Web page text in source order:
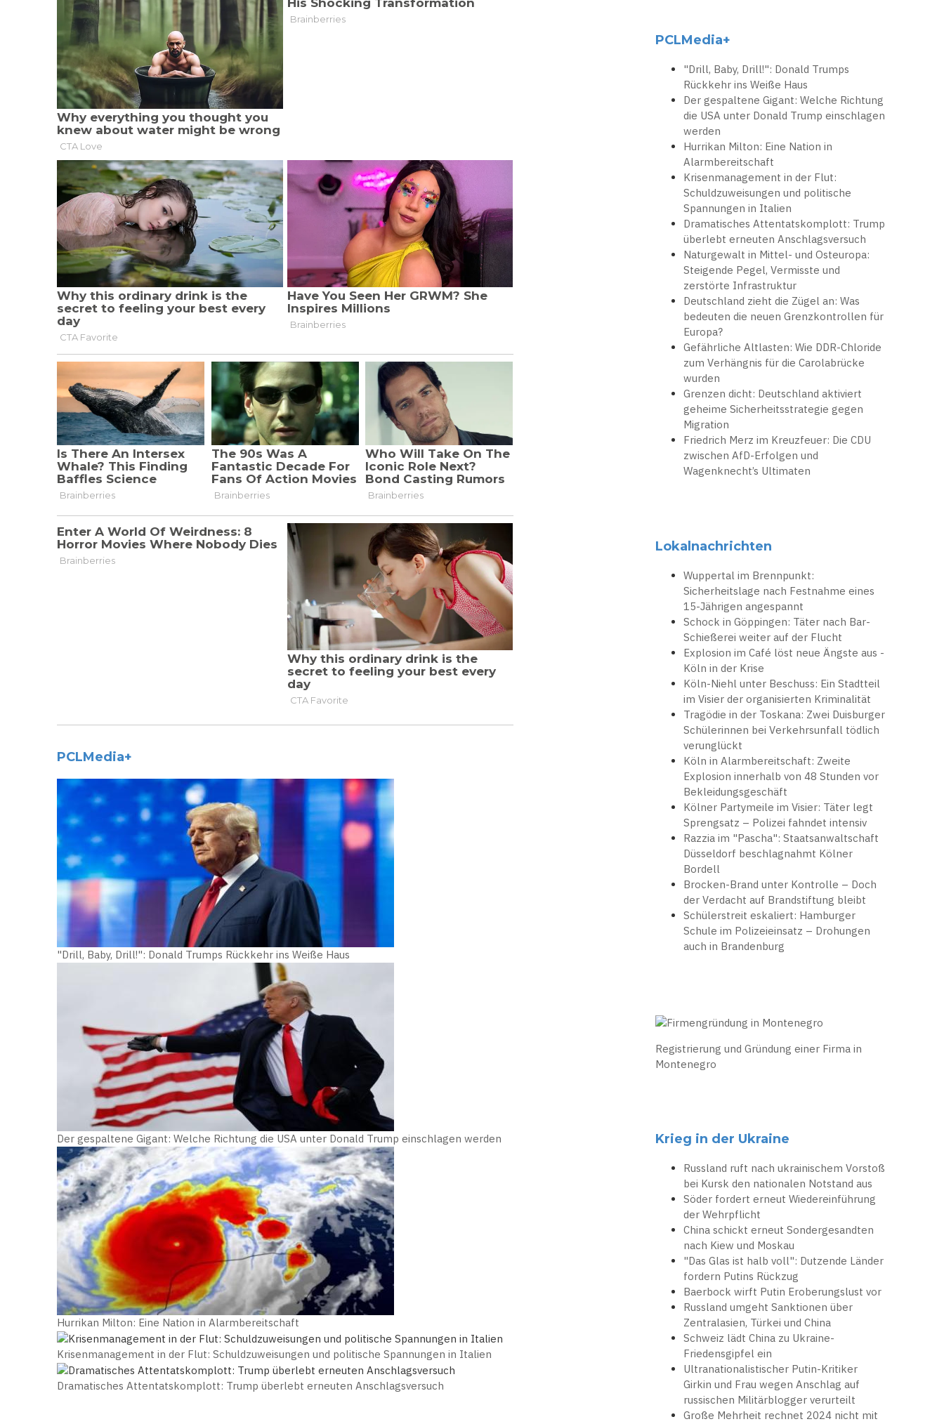
PCLMedia+
"Drill, Baby, Drill!": Donald Trumps Rückkehr ins Weiße Haus
Der gespaltene Gigant: Welche Richtung die USA unter Donald Trump einschlagen werden
Hurrikan Milton: Eine Nation in Alarmbereitschaft
Krisenmanagement in der Flut: Schuldzuweisungen und politische Spannungen in Italien
Dramatisches Attentatskomplott: Trump überlebt erneuten Anschlagsversuch
PCLMedia+
"Drill, Baby, Drill!": Donald Trumps
Rückkehr ins Weiße Haus
Der gespaltene Gigant: Welche Richtung
die USA unter Donald Trump einschlagen
werden
Hurrikan Milton: Eine Nation in
Alarmbereitschaft
Krisenmanagement in der Flut:
Schuldzuweisungen und politische
Spannungen in Italien
Dramatisches Attentatskomplott: Trump
überlebt erneuten Anschlagsversuch
Naturgewalt in Mittel- und Osteuropa:
Steigende Pegel, Vermisste und
zerstörte Infrastruktur
Deutschland zieht die Zügel an: Was
bedeuten die neuen Grenzkontrollen für
Europa?
Gefährliche Altlasten: Wie DDR-Chloride
zum Verhängnis für die Carolabrücke
wurden
Grenzen dicht: Deutschland aktiviert
geheime Sicherheitsstrategie gegen
Migration
Friedrich Merz im Kreuzfeuer: Die CDU
zwischen AfD-Erfolgen und
Wagenknecht’s Ultimaten
Lokalnachrichten
Wuppertal im Brennpunkt:
Sicherheitslage nach Festnahme eines
15-Jährigen angespannt
Schock in Göppingen: Täter nach Bar-
Schießerei weiter auf der Flucht
Explosion im Café löst neue Ängste aus -
Köln in der Krise
Köln-Niehl unter Beschuss: Ein Stadtteil
im Visier der organisierten Kriminalität
Tragödie in der Toskana: Zwei Duisburger
Schülerinnen bei Verkehrsunfall tödlich
verunglückt
Köln in Alarmbereitschaft: Zweite
Explosion innerhalb von 48 Stunden vor
Bekleidungsgeschäft
Kölner Partymeile im Visier: Täter legt
Sprengsatz – Polizei fahndet intensiv
Razzia im "Pascha": Staatsanwaltschaft
Düsseldorf beschlagnahmt Kölner
Bordell
Brocken-Brand unter Kontrolle – Doch
der Verdacht auf Brandstiftung bleibt
Schülerstreit eskaliert: Hamburger
Schule im Polizeieinsatz – Drohungen
auch in Brandenburg
Registrierung und Gründung einer Firma in
Montenegro
Krieg in der Ukraine
Russland ruft nach ukrainischem Vorstoß
bei Kursk den nationalen Notstand aus
Söder fordert erneut Wiedereinführung
der Wehrpflicht
China schickt erneut Sondergesandten
nach Kiew und Moskau
"Das Glas ist halb voll": Dutzende Länder
fordern Putins Rückzug
Baerbock wirft Putin Eroberungslust vor
Russland umgeht Sanktionen über
Zentralasien, Türkei und China
Schweiz lädt China zu Ukraine-
Friedensgipfel ein
Ultranationalistischer Putin-Kritiker
Girkin und Frau wegen Anschlag auf
russischen Militärblogger verurteilt
Große Mehrheit rechnet 2024 nicht mit